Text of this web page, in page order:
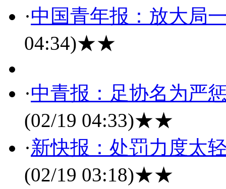
·中国青年报：放大局
04:34)★★
·中青报：足协名为严
(02/19 04:33)★★
·新快报：处罚力度太
(02/19 03:18)★★